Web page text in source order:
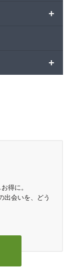
+
+
得に。
出会いを、どう